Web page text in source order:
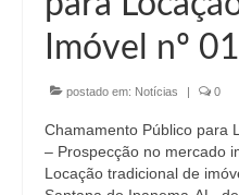
Editais e licitação
Eleições
Fiscalização
Responsabilidade
Legislações
Imóvel nº
postado em: Notícias | 0
Chamamento Público para
– Prospecção no mercado
Locação tradicional de